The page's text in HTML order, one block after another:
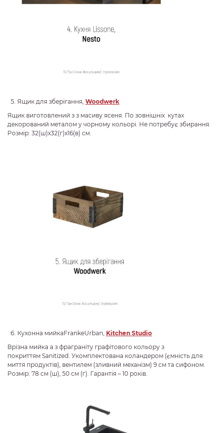
Ящик для зберігання, Woodwerk
Ящик виготовлений з з масиву ясеня. По зовнішніх кутах
декорований металом у чорному кольорі. Не потребує збирання.
Розмір: 32(ш)х32(г)х16(в) см.
Кухонна мийкаFrankeUrban, Kitchen Studio
Врізна мийка а з фраграніту графітового кольору з
покриттям Sanitized. Укомплектована коландером (ємність для
миття продуктів), вентилем (зливний механізм) 9 см та сифоном.
Розмір: 78 см (ш), 50 см (г). Гарантія – 10 років.